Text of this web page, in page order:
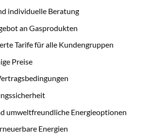
individuelle Beratung
an Gasprodukten
Tarife für alle Kundengruppen
Preise
umweltfreundliche Energieoptionen
Energien